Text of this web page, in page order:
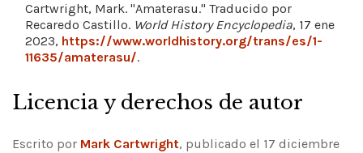
Cartwright, Mark. "Amaterasu." Traducido por
Recaredo Castillo. World History Encyclopedia, 17 ene
2023, https://www.worldhistory.org/trans/es/1-
11635/amaterasu/.
Licencia y derechos de autor
Escrito por Mark Cartwright, publicado el 17 diciembre